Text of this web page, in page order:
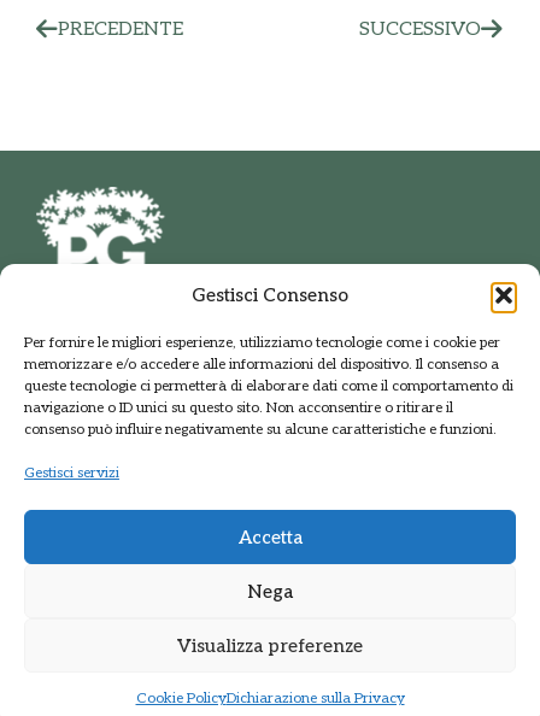
Gestisci Consenso
Per fornire le migliori esperienze, utilizziamo tecnologie come i cookie per
memorizzare e/o accedere alle informazioni del dispositivo. Il consenso a
queste tecnologie ci permetterà di elaborare dati come il comportamento di
navigazione o ID unici su questo sito. Non acconsentire o ritirare il
consenso può influire negativamente su alcune caratteristiche e funzioni.
Gestisci servizi
Accetta
Nega
Visualizza preferenze
Cookie PolicyDichiarazione sulla Privacy
PRECEDENTE SUCCESSIVO
PARCO DELLE GROANE
E DELLA BRUGHIERA BRIANTEA
Via della Polveriera, 2
20033 Solaro Milano
Tel.: +39 02 9698141
PEC: protocolloparcogroane@promopec.it
Regione Lombardia
Sistema parchi
Sito web realizzato daKreas.it